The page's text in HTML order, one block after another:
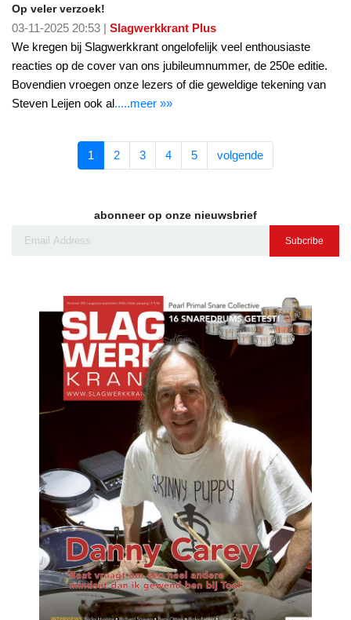
Op veler verzoek!
03-11-2025 20:53 | Slagwerkkrant Plus
We kregen bij Slagwerkkrant ongelofelijk veel enthousiaste
reacties op de cover van ons jubileumnummer, de 250e editie.
Bovendien vroegen onze lezers of die geweldige tekening van
Steven Leijen ook al.....meer »»
1 2 3 4 5 volgende
abonneer op onze nieuwsbrief
Subcribe